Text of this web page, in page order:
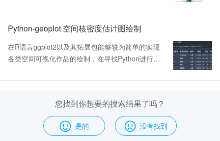
该数据是关于每个月各种天气指标...包括温度湿度
等等，其中我们要用到的两列为平均温度mt和月份
不同的是这里要提供两个变量，x轴对应温度，即统
计变量，y轴为分类变量 image.png 2绘制峰峦图代
pPalette(rev(brewer.pal(11,'Spectral')))(32)) imag
算出来的密度大小着色...colours = colorRampPalet
Python-geoplot 空间核密度估计图绘制
在R语言ggplot2以及其拓展包能够较为简单的实现
各类空间可视化作品的绘制，在寻找Python进行空
优秀包，今天的推文就简单使用geoplot...库绘制空
ointplot()函数绘制空间点图 geoplot库kdeplot()函
数绘制空间核密度估计图 所使用的数据为全国PM
2.5站点数据和中国地图文件...kdeplot()绘制空间核
您找到你想要的搜索结果了吗？
是的 没有找到